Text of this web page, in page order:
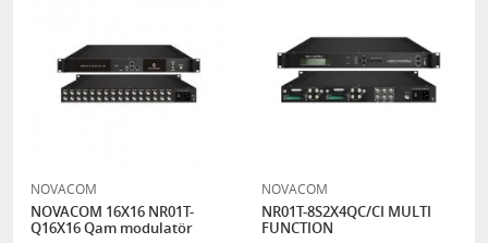
NOVACOM
NOVACOM 16X16 NR01T-
Q16X16 Qam modulatör
NOVACOM
NR01T-8S2X4QC/CI MULTI
FUNCTION